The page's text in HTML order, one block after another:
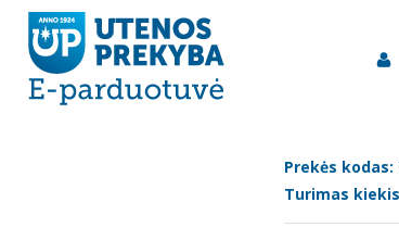
vafliai Šokoladas "Milka Oreo Choco", 100g
OREO CHOCO", 100G
Prekės kodas:
Turimas